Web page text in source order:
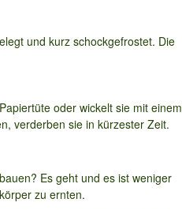
und kurz schockgefrostet. Die
oder wickelt sie mit einem
verderben sie in kürzester Zeit.
Es geht und es ist weniger
zu ernten.